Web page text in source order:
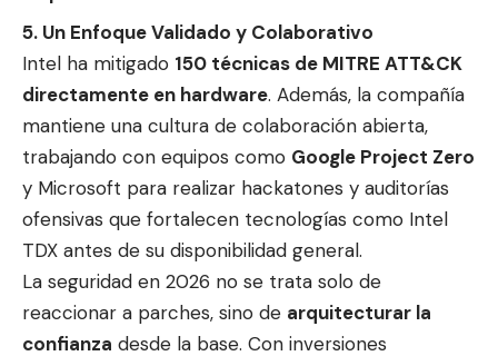
5. Un Enfoque Validado y Colaborativo
Intel ha mitigado 150 técnicas de MITRE ATT&CK
directamente en hardware. Además, la compañía
mantiene una cultura de colaboración abierta,
trabajando con equipos como Google Project Zero
y Microsoft para realizar hackatones y auditorías
ofensivas que fortalecen tecnologías como Intel
TDX antes de su disponibilidad general.
La seguridad en 2026 no se trata solo de
reaccionar a parches, sino de arquitecturar la
confianza desde la base. Con inversiones